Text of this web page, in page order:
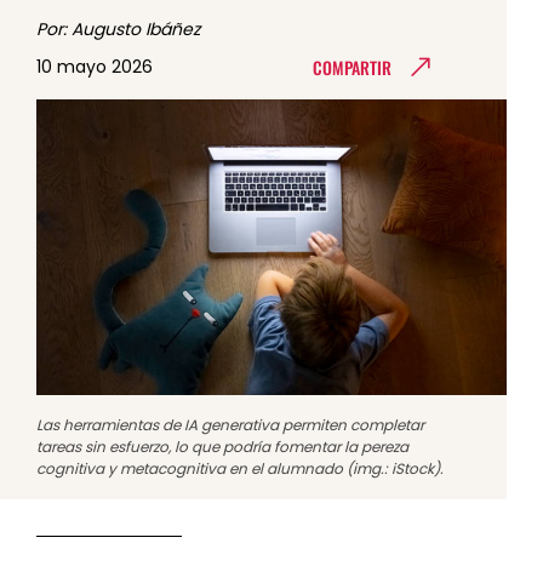
Por: Augusto Ibáñez
10 mayo 2026
COMPARTIR
Las herramientas de IA generativa permiten completar
tareas sin esfuerzo, lo que podría fomentar la pereza
cognitiva y metacognitiva en el alumnado (img.: iStock).